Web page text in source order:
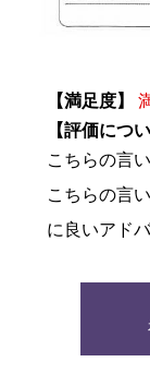
【満足度】
【評価につい
こちらの言
こちらの言
に良いアド